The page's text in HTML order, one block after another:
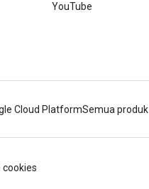
YouTube
Cloud PlatformSemua produk
cookies